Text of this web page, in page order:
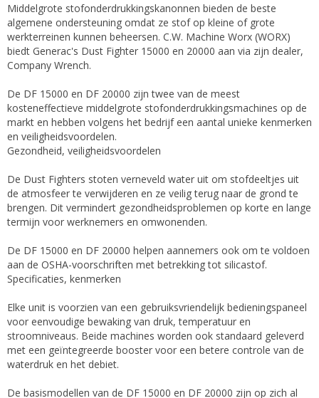
Middelgrote stofonderdrukkingskanonnen bieden de beste
algemene ondersteuning omdat ze stof op kleine of grote
werkterreinen kunnen beheersen. C.W. Machine Worx (WORX)
biedt Generac's Dust Fighter 15000 en 20000 aan via zijn dealer,
Company Wrench.
De DF 15000 en DF 20000 zijn twee van de meest
kosteneffectieve middelgrote stofonderdrukkingsmachines op de
markt en hebben volgens het bedrijf een aantal unieke kenmerken
en veiligheidsvoordelen.
Gezondheid, veiligheidsvoordelen
De Dust Fighters stoten verneveld water uit om stofdeeltjes uit
de atmosfeer te verwijderen en ze veilig terug naar de grond te
brengen. Dit vermindert gezondheidsproblemen op korte en lange
termijn voor werknemers en omwonenden.
De DF 15000 en DF 20000 helpen aannemers ook om te voldoen
aan de OSHA-voorschriften met betrekking tot silicastof.
Specificaties, kenmerken
Elke unit is voorzien van een gebruiksvriendelijk bedieningspaneel
voor eenvoudige bewaking van druk, temperatuur en
stroomniveaus. Beide machines worden ook standaard geleverd
met een geïntegreerde booster voor een betere controle van de
waterdruk en het debiet.
De basismodellen van de DF 15000 en DF 20000 zijn op zich al